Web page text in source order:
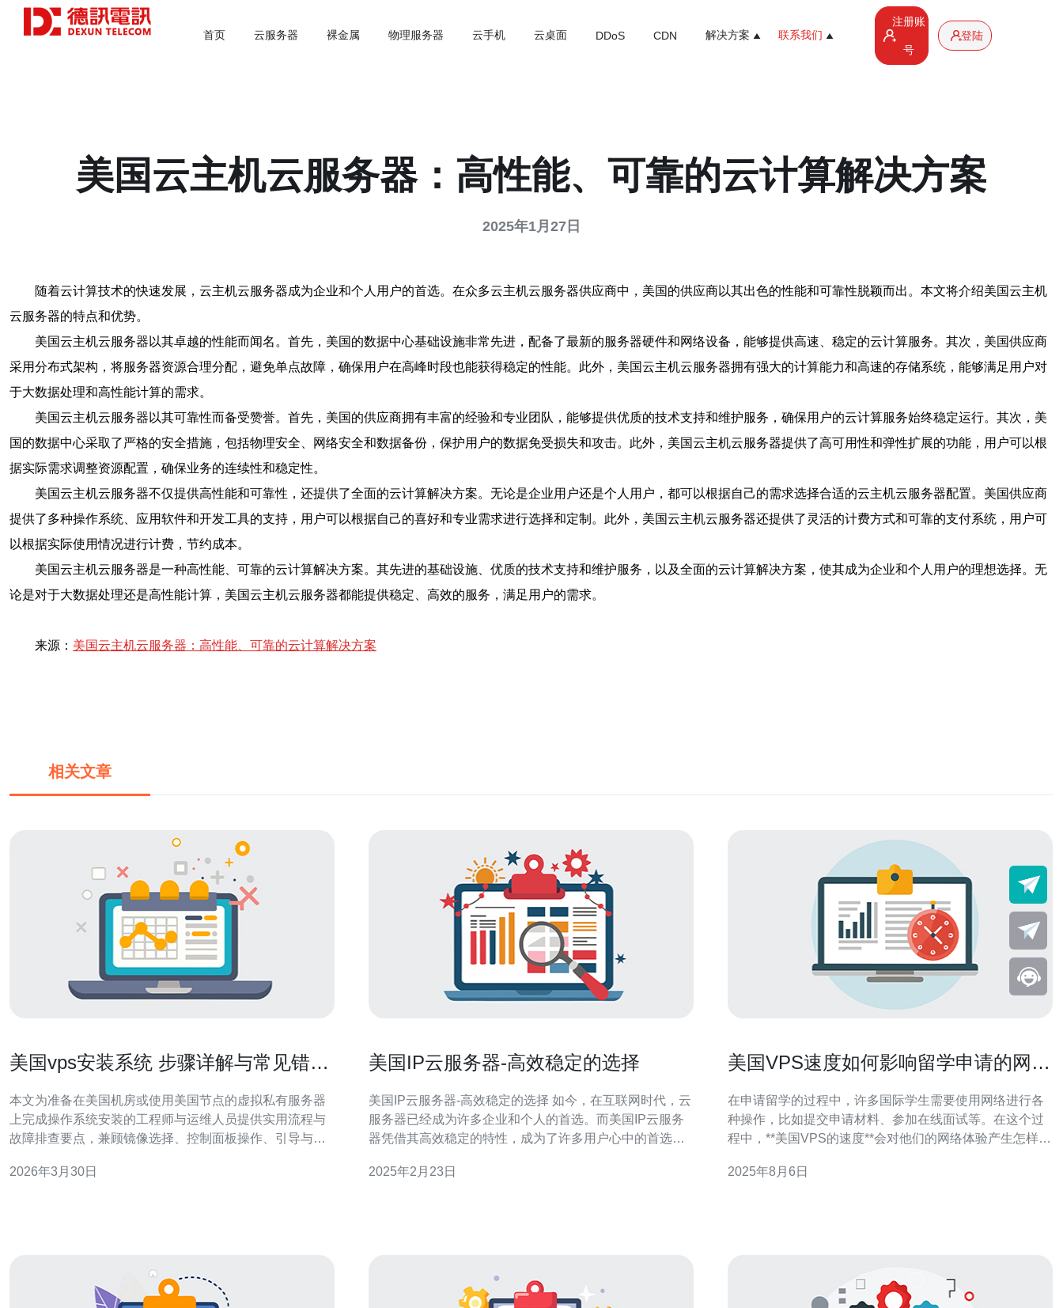
首页 云服务器 裸金属 物理服务器 云手机 云桌面 DDoS CDN 解决方案 联系我们
注册账
号
登陆
美国云主机云服务器：高性能、可靠的云计算解决方案
2025年1月27日
随着云计算技术的快速发展，云主机云服务器成为企业和个人用户的首选。在众多云主机云服务器供应商中，美国的供应商以其出色的性能和可靠性脱颖而出。本文将介绍美国云主机
云服务器的特点和优势。
美国云主机云服务器以其卓越的性能而闻名。首先，美国的数据中心基础设施非常先进，配备了最新的服务器硬件和网络设备，能够提供高速、稳定的云计算服务。其次，美国供应商
采用分布式架构，将服务器资源合理分配，避免单点故障，确保用户在高峰时段也能获得稳定的性能。此外，美国云主机云服务器拥有强大的计算能力和高速的存储系统，能够满足用户对
于大数据处理和高性能计算的需求。
美国云主机云服务器以其可靠性而备受赞誉。首先，美国的供应商拥有丰富的经验和专业团队，能够提供优质的技术支持和维护服务，确保用户的云计算服务始终稳定运行。其次，美
国的数据中心采取了严格的安全措施，包括物理安全、网络安全和数据备份，保护用户的数据免受损失和攻击。此外，美国云主机云服务器提供了高可用性和弹性扩展的功能，用户可以根
据实际需求调整资源配置，确保业务的连续性和稳定性。
美国云主机云服务器不仅提供高性能和可靠性，还提供了全面的云计算解决方案。无论是企业用户还是个人用户，都可以根据自己的需求选择合适的云主机云服务器配置。美国供应商
提供了多种操作系统、应用软件和开发工具的支持，用户可以根据自己的喜好和专业需求进行选择和定制。此外，美国云主机云服务器还提供了灵活的计费方式和可靠的支付系统，用户可
以根据实际使用情况进行计费，节约成本。
美国云主机云服务器是一种高性能、可靠的云计算解决方案。其先进的基础设施、优质的技术支持和维护服务，以及全面的云计算解决方案，使其成为企业和个人用户的理想选择。无
论是对于大数据处理还是高性能计算，美国云主机云服务器都能提供稳定、高效的服务，满足用户的需求。
来源： 美国云主机云服务器：高性能、可靠的云计算解决方案
相关文章
美国vps安装系统 步骤详解与常见错误
本文为准备在美国机房或使用美国节点的虚拟私有服务器
上完成操作系统安装的工程师与运维人员提供实用流程与
故障排查要点，兼顾镜像选择、控制面板操作、引导与网
维。 部署需要多少准备工作? 开始之前请确认三项准备：
2026年3月30日
美国IP云服务器-高效稳定的选择
美国IP云服务器-高效稳定的选择 如今，在互联网时代，云
服务器已经成为许多企业和个人的首选。而美国IP云服务
器凭借其高效稳定的特性，成为了许多用户心中的首选。
器在性能方面表现出色。由于其先进的硬件设施和优化的
2025年2月23日
美国VPS速度如何影响留学申请的网络
在申请留学的过程中，许多国际学生需要使用网络进行各
种操作，比如提交申请材料、参加在线面试等。在这个过
程中，**美国VPS的速度**会对他们的网络体验产生怎样的
VPS，它在留学申请中有什么作用？ VPS（虚拟专用服务
2025年8月6日